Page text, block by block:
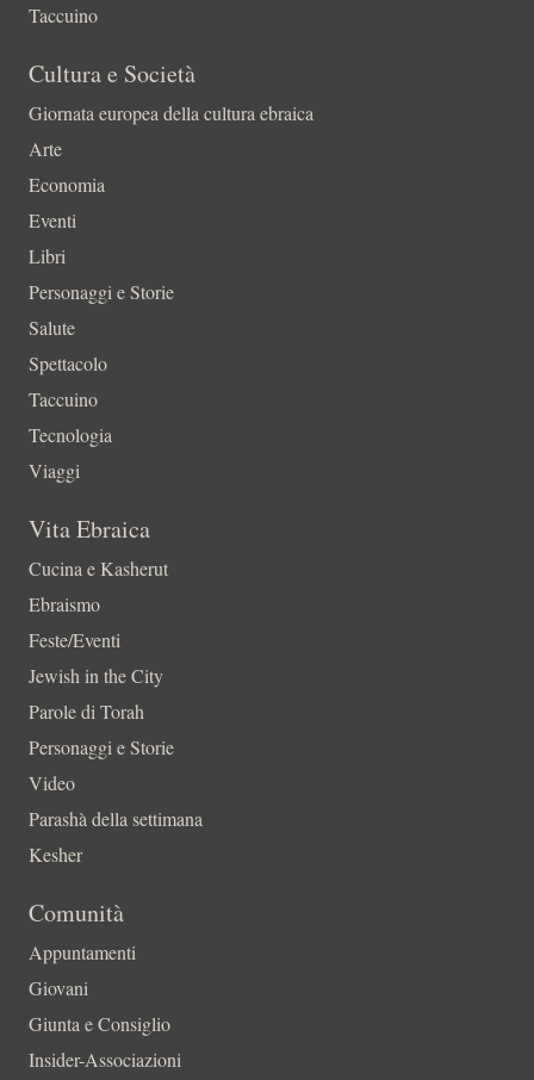
Taccuino
Cultura e Società
Giornata europea della cultura ebraica
Arte
Economia
Eventi
Libri
Personaggi e Storie
Salute
Spettacolo
Taccuino
Tecnologia
Viaggi
Vita Ebraica
Cucina e Kasherut
Ebraismo
Feste/Eventi
Jewish in the City
Parole di Torah
Personaggi e Storie
Video
Parashà della settimana
Kesher
Comunità
Appuntamenti
Giovani
Giunta e Consiglio
Insider-Associazioni